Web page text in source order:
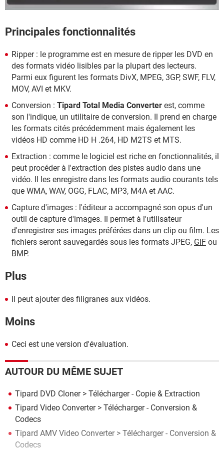
Principales fonctionnalités
Ripper : le programme est en mesure de ripper les DVD en
des formats vidéo lisibles par la plupart des lecteurs.
Parmi eux figurent les formats DivX, MPEG, 3GP, SWF, FLV,
MOV, AVI et MKV.
Conversion : Tipard Total Media Converter est, comme
son l'indique, un utilitaire de conversion. Il prend en charge
les formats cités précédemment mais également les
vidéos HD comme HD H .264, HD M2TS et MTS.
Extraction : comme le logiciel est riche en fonctionnalités, il
peut procéder à l'extraction des pistes audio dans une
vidéo. Il les enregistre dans les formats audio courants tels
que WMA, WAV, OGG, FLAC, MP3, M4A et AAC.
Capture d'images : l'éditeur a accompagné son opus d'un
outil de capture d'images. Il permet à l'utilisateur
d'enregistrer ses images préférées dans un clip ou film. Les
fichiers seront sauvegardés sous les formats JPEG, GIF ou
BMP.
Plus
Il peut ajouter des filigranes aux vidéos.
Moins
Ceci est une version d'évaluation.
AUTOUR DU MÊME SUJET
Tipard DVD Cloner> Télécharger - Copie & Extraction
Tipard Video Converter> Télécharger - Conversion &
Codecs
Tipard AMV Video Converter> Télécharger - Conversion &
Codecs